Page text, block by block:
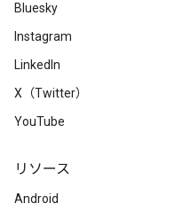
Bluesky
Instagram
LinkedIn
X（Twitter）
YouTube
リソース
Android